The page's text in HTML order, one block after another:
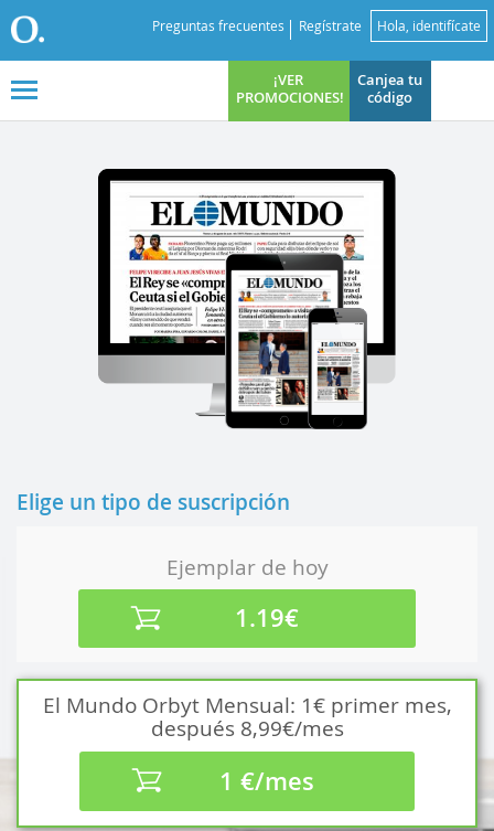
Preguntas frecuentes Regístrate Hola, identifícate
Canjea tu
código
¡VER
PROMOCIONES!
Elige un tipo de suscripción
Ejemplar de hoy
1.19€
El Mundo Orbyt Mensual: 1€ primer mes,
después 8,99€/mes
1 €/mes